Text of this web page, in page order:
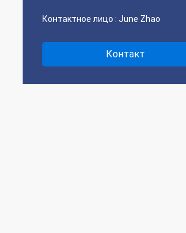
Контактное лицо : June Zhao
Контакт